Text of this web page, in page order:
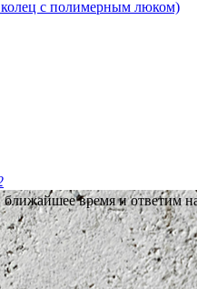
с полимерным люком)
время и ответим